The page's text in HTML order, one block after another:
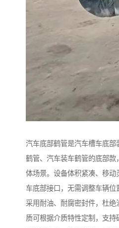
汽车底部鹤管是汽车槽车底
鹤管、汽车装车鹤管的底部
体场景。设备体积紧凑、移
车底部接口，无需调整车辆位
采用耐油、耐腐密封件，杜
质可根据介质特性定制，支